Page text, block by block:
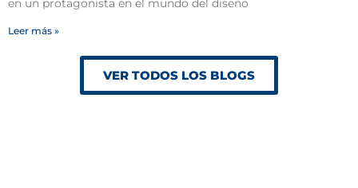
en un protagonista en el mundo del diseño
Leer más »
VER TODOS LOS BLOGS